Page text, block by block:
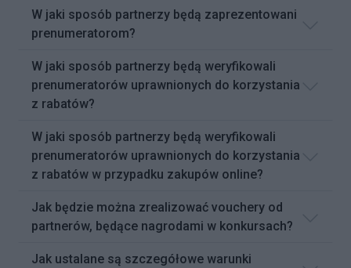
W jaki sposób partnerzy będą zaprezentowani
prenumeratorom?
W jaki sposób partnerzy będą weryfikowali
prenumeratorów uprawnionych do korzystania
z rabatów?
W jaki sposób partnerzy będą weryfikowali
prenumeratorów uprawnionych do korzystania
z rabatów w przypadku zakupów online?
Jak będzie można zrealizować vouchery od
partnerów, będące nagrodami w konkursach?
Jak ustalane są szczegółowe warunki